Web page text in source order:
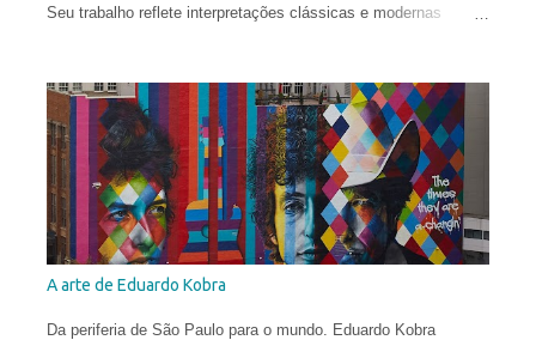
Seu trabalho reflete interpretações clássicas e modernas
excelente, ele infunde uma harmonia entre o natural e o
conceitual para criar obras que são provocantes e dramáticas.
Santos estudou no Miami Dade College, onde obteve o diploma
em 2003. Depois, frequentou a New World School of the Arts e,
pouco antes de se formar como Bacharel em Belas Artes,
abandonou o curso para estudar no exterior e ampliar sua
compreensão da arte. Em 2006, ele concluiu a Angel Academy
of Art em Florença. Seus trabalhos já receberam diversos
e privadas em todo o mundo.
A arte de Eduardo Kobra
Da periferia de São Paulo para o mundo. Eduardo Kobra